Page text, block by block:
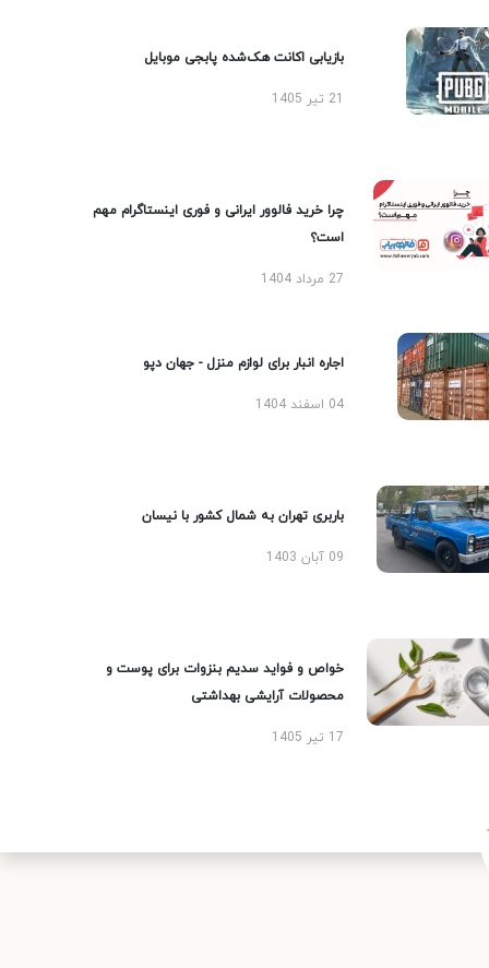
بازیابی اکانت هک‌شده پابجی موبایل
چرا خرید فالوور ایرانی و فوری اینستاگرام مهم
است؟
27 مرداد 1404
اجاره انبار برای لوازم منزل - جهان دپو
04 اسفند 1404
باربری تهران به شمال کشور با نیسان
09 آبان 1403
خواص و فواید سدیم بنزوات برای پوست و
محصولات آرایشی بهداشتی
17 تیر 1405